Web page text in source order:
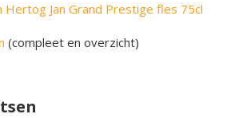
Hertog Jan Grand Prestige fles 75cl
(compleet en overzicht)